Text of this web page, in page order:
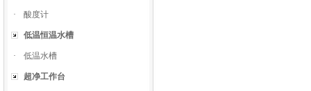
· 酸度计
低温恒温水槽
· 低温水槽
超净工作台